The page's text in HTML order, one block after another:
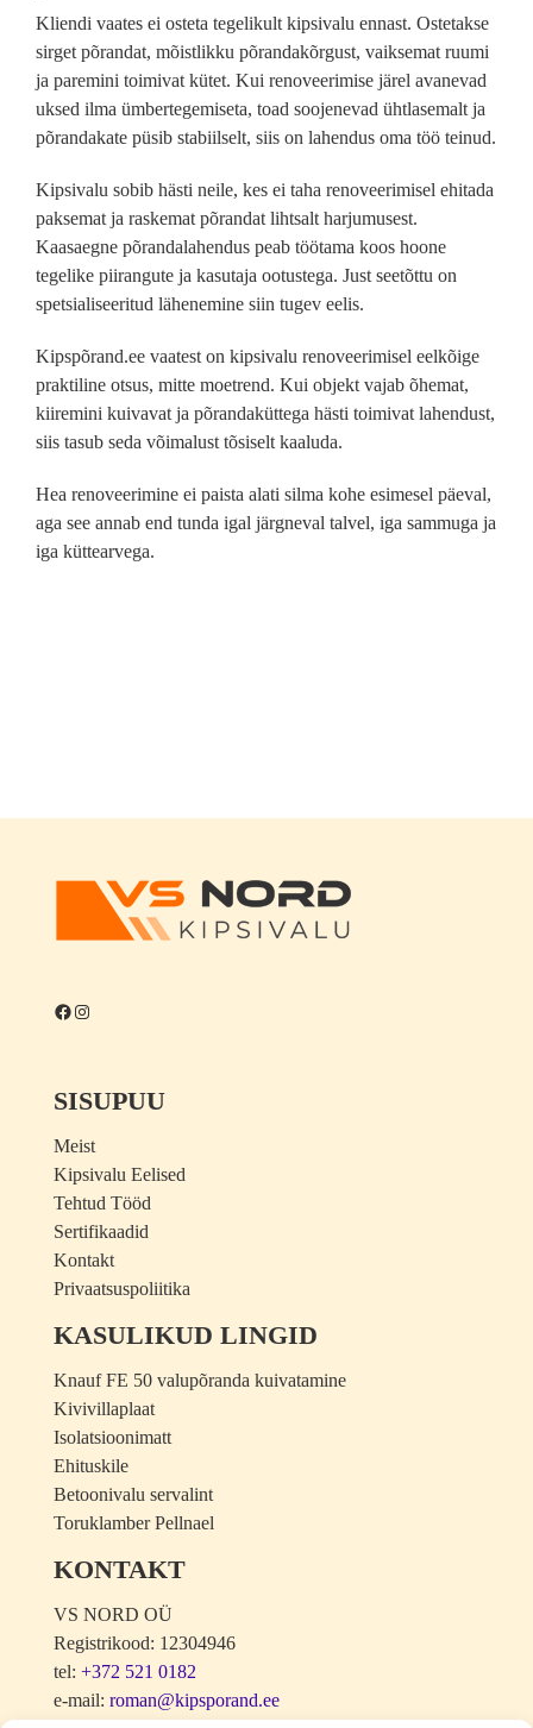
Kliendi vaates ei osteta tegelikult kipsivalu ennast. Ostetakse
sirget põrandat, mõistlikku põrandakõrgust, vaiksemat ruumi
ja paremini toimivat kütet. Kui renoveerimise järel avanevad
uksed ilma ümbertegemiseta, toad soojenevad ühtlasemalt ja
põrandakate püsib stabiilselt, siis on lahendus oma töö teinud.
Kipsivalu sobib hästi neile, kes ei taha renoveerimisel ehitada
paksemat ja raskemat põrandat lihtsalt harjumusest.
Kaasaegne põrandalahendus peab töötama koos hoone
tegelike piirangute ja kasutaja ootustega. Just seetõttu on
spetsialiseeritud lähenemine siin tugev eelis.
Kipspõrand.ee vaatest on kipsivalu renoveerimisel eelkõige
praktiline otsus, mitte moetrend. Kui objekt vajab õhemat,
kiiremini kuivavat ja põrandaküttega hästi toimivat lahendust,
siis tasub seda võimalust tõsiselt kaaluda.
Hea renoveerimine ei paista alati silma kohe esimesel päeval,
aga see annab end tunda igal järgneval talvel, iga sammuga ja
iga küttearvega.
Facebook
Instagram
SISUPUU
Meist
Kipsivalu Eelised
Tehtud Tööd
Sertifikaadid
Kontakt
Privaatsuspoliitika
KASULIKUD LINGID
Knauf FE 50 valupõranda kuivatamine
Kivivillaplaat
Isolatsioonimatt
Ehituskile
Betoonivalu servalint
Toruklamber Pellnael
KONTAKT
VS NORD OÜ
Registrikood: 12304946
tel: +372 521 0182
e-mail: roman@kipsporand.ee